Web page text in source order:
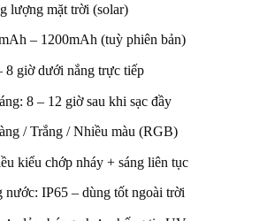
lượng mặt trời (solar)
– 1200mAh (tuỳ phiên bản)
8 giờ dưới nắng trực tiếp
8 – 12 giờ sau khi sạc đầy
/ Trắng / Nhiều màu (RGB)
kiểu chớp nháy + sáng liên tục
nước: IP65 – dùng tốt ngoài trời